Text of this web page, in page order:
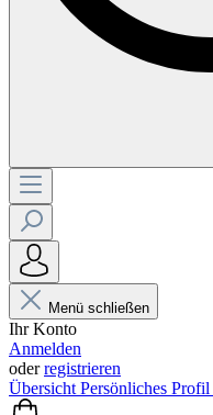
Menü schließen
Ihr Konto
Anmelden
oderregistrieren
Übersicht Persönliches Profil